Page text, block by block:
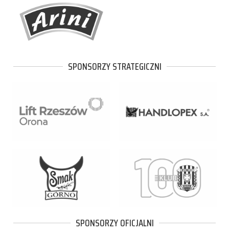
SPONSORZY STRATEGICZNI
SPONSORZY OFICJALNI